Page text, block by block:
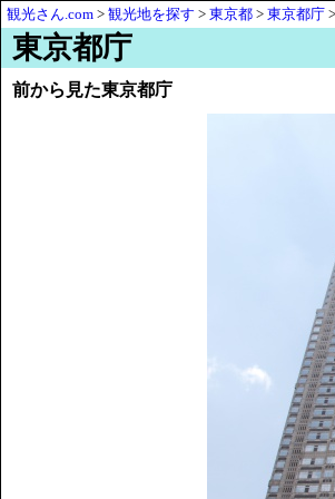
観光さん.com > 観光地を探す > 東京都 > 東京都庁 >
東京都庁
前から見た東京都庁